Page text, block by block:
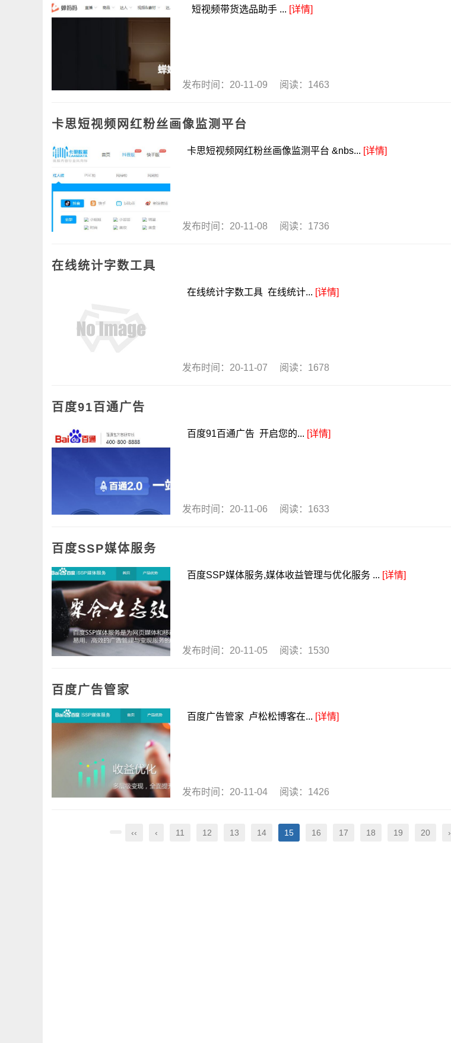
短视频带货选品助手 ... [详情]
发布时间：20-11-09 阅读：1463
卡思短视频网红粉丝画像监测平台
卡思短视频网红粉丝画像监测平台 &nbs... [详情]
发布时间：20-11-08 阅读：1736
在线统计字数工具
在线统计字数工具 在线统计... [详情]
发布时间：20-11-07 阅读：1678
百度91百通广告
百度91百通广告 开启您的... [详情]
发布时间：20-11-06 阅读：1633
百度SSP媒体服务
百度SSP媒体服务,媒体收益管理与优化服务 ... [详情]
发布时间：20-11-05 阅读：1530
百度广告管家
百度广告管家 卢松松博客在... [详情]
发布时间：20-11-04 阅读：1426
‹‹ ‹ 11 12 13 14 15 16 17 18 19 20 ›